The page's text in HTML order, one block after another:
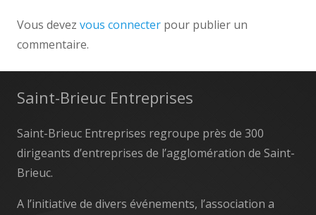
Vous devez vous connecter pour publier un
commentaire.
Saint-Brieuc Entreprises
Saint-Brieuc Entreprises regroupe près de 300
dirigeants d’entreprises de l’agglomération de Saint-
Brieuc.
A l’initiative de divers événements, l’association a